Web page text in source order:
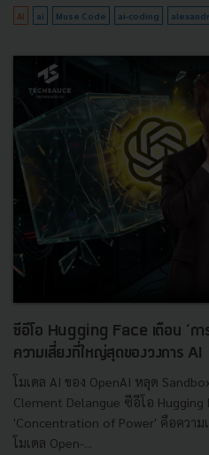
AI ai Muse Code ai-coding
ซีอีโอ Hugging Face เตือน ‘กา
ความเสี่ยงที่ใหญ่สุดของวงการ AI
โมเดล AI ของ OpenAI หลุด
Clement Delangue ซีอีโอ Hugging
'Concentration of Power' คือความ
โมเดล Open-...